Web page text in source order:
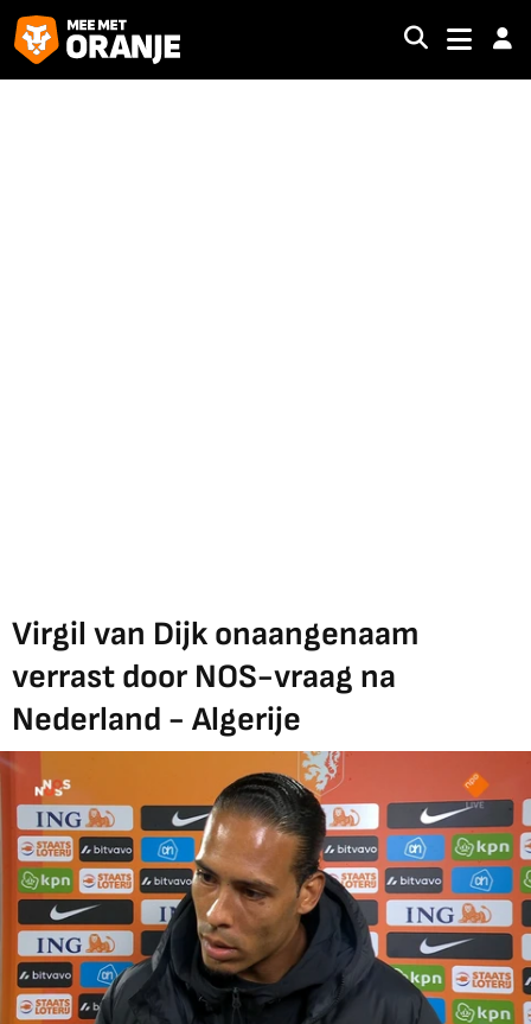
Virgil van Dijk onaangenaam
verrast door NOS-vraag na
Nederland - Algerije